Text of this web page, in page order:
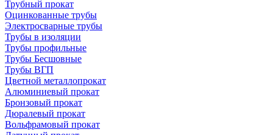
Трубный прокат
Оцинкованные трубы
Электросварные трубы
Трубы в изоляции
Трубы профильные
Трубы Бесшовные
Трубы ВГП
Цветной металлопрокат
Алюминиевый прокат
Бронзовый прокат
Дюралевый прокат
Вольфрамовый прокат